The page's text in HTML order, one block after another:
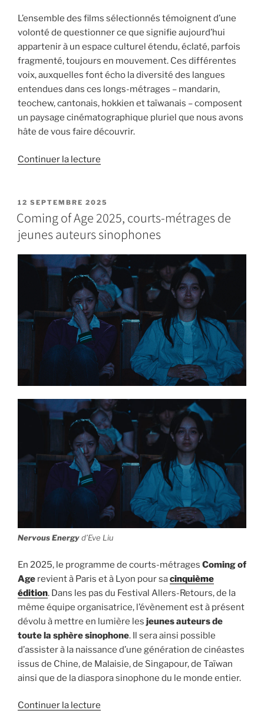
L’ensemble des films sélectionnés témoignent d’une
volonté de questionner ce que signifie aujourd’hui
appartenir à un espace culturel étendu, éclaté, parfois
fragmenté, toujours en mouvement. Ces différentes
voix, auxquelles font écho la diversité des langues
entendues dans ces longs-métrages – mandarin,
teochew, cantonais, hokkien et taïwanais – composent
un paysage cinématographique pluriel que nous avons
hâte de vous faire découvrir.
Continuer la lecture
12 SEPTEMBRE 2025
Coming of Age 2025, courts-métrages de
jeunes auteurs sinophones
Nervous Energyd’Eve Liu
En 2025, le programme de courts-métrages Coming of
Age revient à Paris et à Lyon pour sacinquième
édition. Dans les pas du Festival Allers-Retours, de la
même équipe organisatrice, l’évènement est à présent
dévolu à mettre en lumière les jeunes auteurs de
toute la sphère sinophone. Il sera ainsi possible
d’assister à la naissance d’une génération de cinéastes
issus de Chine, de Malaisie, de Singapour, de Taïwan
ainsi que de la diaspora sinophone du le monde entier.
Continuer la lecture